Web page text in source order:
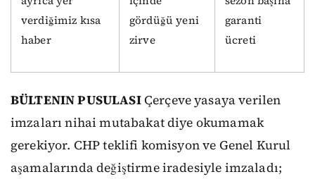
verdiğimiz kısa
haber
gördüğü yeni
zirve
garanti
ücreti
BÜLTENIN PUSULASIÇerçeve yasaya verilen
imzaları nihai mutabakat diye okumamak
gerekiyor. CHP teklifi komisyon ve Genel Kurul
aşamalarında değiştirme iradesiyle imzaladı;